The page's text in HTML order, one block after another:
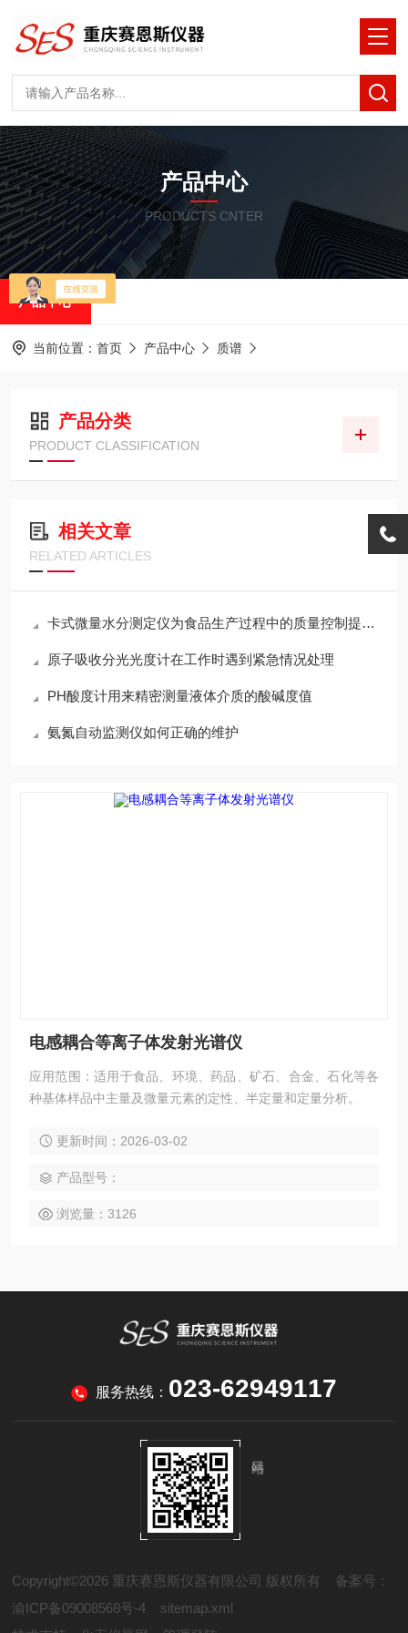
产品中心
PRODUCTS CNTER
产品中心
当前位置： 首页 产品中心 质谱
产品分类
PRODUCT CLASSIFICATION
相关文章
RELATED ARTICLES
卡式微量水分测定仪为食品生产过程中的质量控制提供了有力支持
原子吸收分光光度计在工作时遇到紧急情况处理
PH酸度计用来精密测量液体介质的酸碱度值
氨氮自动监测仪如何正确的维护
电感耦合等离子体发射光谱仪
应用范围：适用于食品、环境、药品、矿石、合金、石化等各
种基体样品中主量及微量元素的定性、半定量和定量分析。
更新时间：2026-03-02
产品型号：
浏览量：3126
服务热线： 023-62949117
Copyright©2026 重庆赛恩斯仪器有限公司 版权所有 备案号：
渝ICP备09008568号-4
sitemap.xml